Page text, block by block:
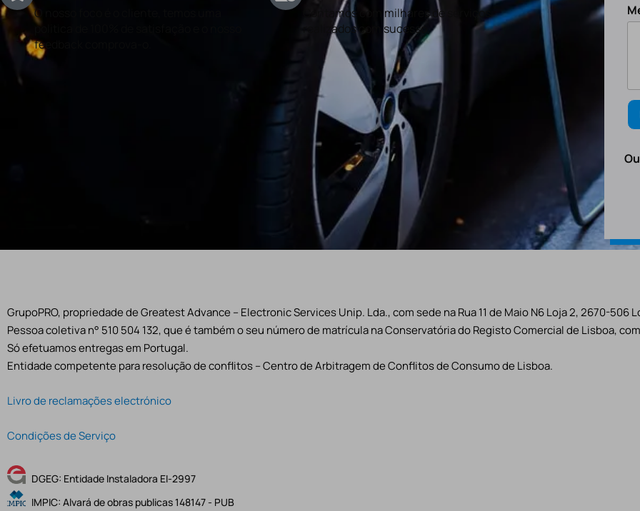
O nosso foco é o cliente, temos uma
politica de 100% de satisfação e o nosso
feedback comprova-o.
Contamos com milhares de serviços
realizados com sucesso.
GrupoPRO, propriedade de Greatest Advance – Electronic Services Unip. Lda., com sede na Rua 11 de Maio N6 Loja 2, 2670-506
Pessoa coletiva n° 510 504 132, que é também o seu número de matrícula na Conservatória do Registo Comercial de Lisboa,
Só efetuamos entregas em Portugal.
Entidade competente para resolução de conflitos – Centro de Arbitragem de Conflitos de Consumo de Lisboa.
Livro de reclamações electrónico
Condições de Serviço
DGEG: Entidade Instaladora EI-2997
IMPIC: Alvará de obras publicas 148147 - PUB